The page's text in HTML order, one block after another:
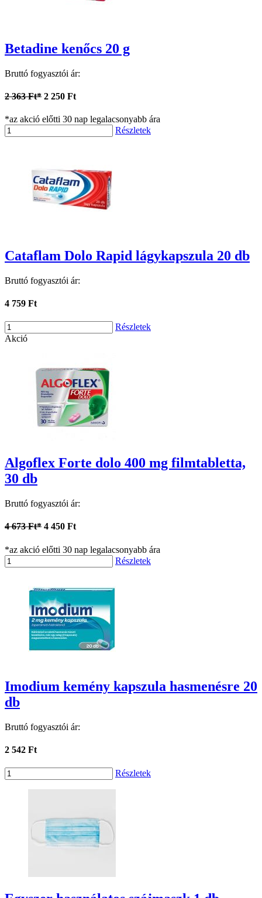
Betadine kenőcs 20 g
Bruttó fogyasztói ár:
2 363 Ft* 2 250 Ft
*az akció előtti 30 nap legalacsonyabb ára
Részletek
Cataflam Dolo Rapid lágykapszula 20 db
Bruttó fogyasztói ár:
4 759 Ft
Részletek
Akció
Algoflex Forte dolo 400 mg filmtabletta,
30 db
Bruttó fogyasztói ár:
4 673 Ft* 4 450 Ft
*az akció előtti 30 nap legalacsonyabb ára
Részletek
Imodium kemény kapszula hasmenésre 20
db
Bruttó fogyasztói ár:
2 542 Ft
Részletek